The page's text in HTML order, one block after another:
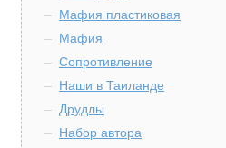
Мафия пластиковая
Мафия
Сопротивление
Наши в Таиланде
Друдлы
Набор автора